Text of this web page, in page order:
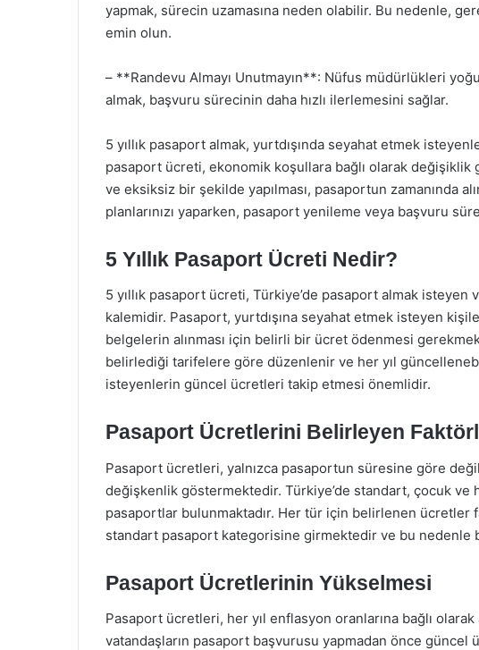
yapmak, sürecin uzamasına neden olabilir. Bu nedenle,
emin olun.
– **Randevu Almayı Unutmayın**: Nüfus müdürlükleri
almak, başvuru sürecinin daha hızlı ilerlemesini sağlar.
5 yıllık pasaport almak, yurtdışında seyahat etmek
pasaport ücreti, ekonomik koşullara bağlı olarak
ve eksiksiz bir şekilde yapılması, pasaportun zamanında
planlarınızı yaparken, pasaport yenileme veya başvuru
5 Yıllık Pasaport Ücreti Nedir?
5 yıllık pasaport ücreti, Türkiye’de pasaport almak
kalemidir. Pasaport, yurtdışına seyahat etmek isteyen
belgelerin alınması için belirli bir ücret ödenmesi
belirlediği tarifelere göre düzenlenir ve her yıl
isteyenlerin güncel ücretleri takip etmesi önemlidir.
Pasaport Ücretlerini Belirleyen
Pasaport ücretleri, yalnızca pasaportun süresine göre
değişkenlik göstermektedir. Türkiye’de standart, çocuk ve
pasaportlar bulunmaktadır. Her tür için belirlenen ücretler
standart pasaport kategorisine girmektedir ve bu
Pasaport Ücretlerinin Yükselmesi
Pasaport ücretleri, her yıl enflasyon oranlarına bağlı
vatandaşların pasaport başvurusu yapmadan önce güncel